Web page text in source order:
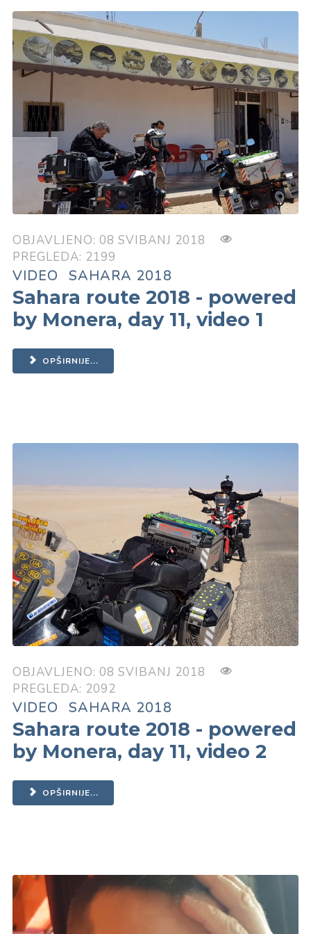
OBJAVLJENO: 08 SVIBANJ 2018
PREGLEDA: 2199
VIDEO SAHARA 2018
Sahara route 2018 - powered
by Monera, day 11, video 1
OPŠIRNIJE...
OBJAVLJENO: 08 SVIBANJ 2018
PREGLEDA: 2092
VIDEO SAHARA 2018
Sahara route 2018 - powered
by Monera, day 11, video 2
OPŠIRNIJE...